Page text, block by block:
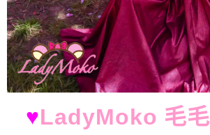
♥LadyMoko 毛毛